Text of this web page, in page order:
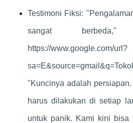
Testimoni Fiksi:
sangat
https://www.google.com/url?
"Kuncinya adalah
harus dilakukan di setiap
untuk panik. Kami kini bisa